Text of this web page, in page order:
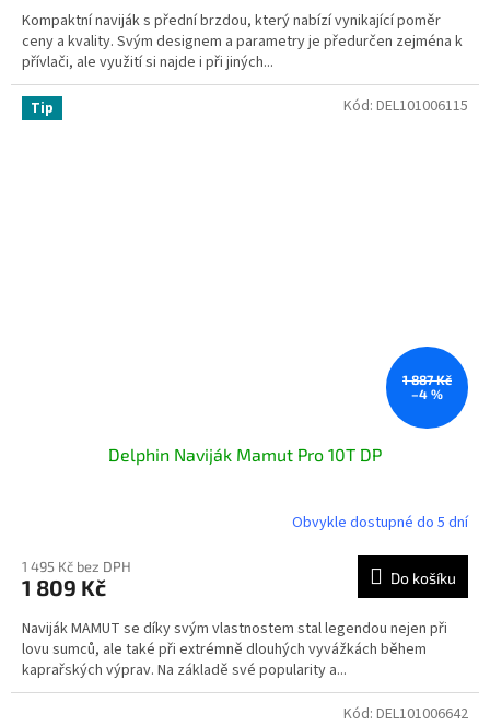
Kompaktní naviják s přední brzdou, který nabízí vynikající poměr
ceny a kvality. Svým designem a parametry je předurčen zejména k
přívlači, ale využití si najde i při jiných...
Tip
1 887 Kč
–4 %
Delphin Naviják Mamut Pro 10T DP
Obvykle dostupné do 5 dní
1 495 Kč bez DPH
1 809 Kč Do košíku
Naviják MAMUT se díky svým vlastnostem stal legendou nejen při
lovu sumců, ale také při extrémně dlouhých vyvážkách během
kaprařských výprav. Na základě své popularity a...
Kód: DEL101006115
Kód: DEL101006642